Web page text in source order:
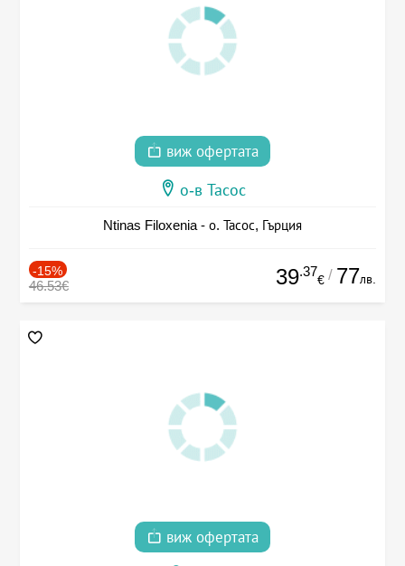
виж офертата
о-в Тасос
Ntinas Filoxenia - о. Тасос, Гърция
-15%
46.53€ 39.37
€ / 77лв.
виж офертата